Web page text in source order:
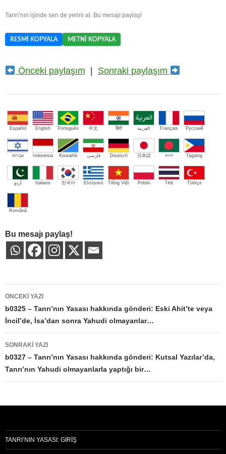
Tanrı’nın işinde sen de yerini al. Bu mesajı paylaş!
RESMI KOPYALA METNI KOPYALA
Önceki paylaşım Sonraki paylaşım
Español English Português 中文 हिंदी العربية Français Русский
עברית Indonesia Kiswahili فارسی Deutsch 日本語 বাংলা Tagalog
اُردو Italiano 한국어 Ελληνικά Tiếng Việt Polski ไทย Türkçe
Română
Bu mesajı paylaş!
Yazı
dolaşımı
ÖNCEKI YAZI
b0325 – Tanrı’nın Yasası hakkında gönderi: Eski Ahit’te veya
İncil’de, İsa’dan sonra Yahudi olmayanlar…
SONRAKI YAZI
b0327 – Tanrı’nın Yasası hakkında gönderi: Kutsal Yazılar’da,
Tanrı’nın Yahudi olmayanlarla yaptığı bir…
TANRI’NIN YASASI: GIRIŞ